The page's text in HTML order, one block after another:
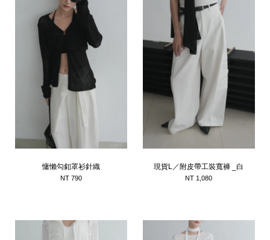
慵懶勾釦罩衫針織
NT 790
現貨L／附皮帶工裝寬褲 _白
NT 1,080